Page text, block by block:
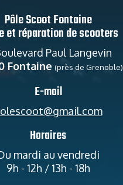
Pôle Scoot Fontaine
et réparation de scooters
Paul Langevin
Fontaine (près de Grenoble)
E-mail
Horaires
mardi au vendredi
9h - 12h / 13h - 18h